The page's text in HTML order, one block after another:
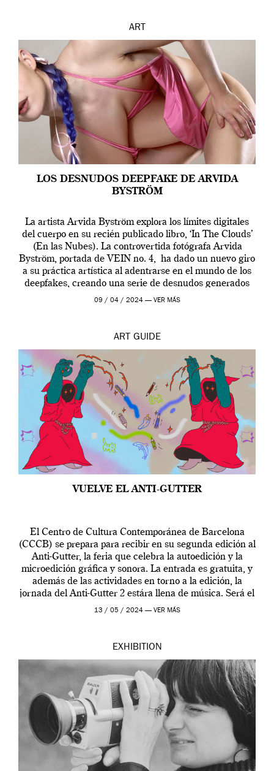
ART
LOS DESNUDOS DEEPFAKE DE ARVIDA
BYSTRÖM
La artista Arvida Byström explora los límites digitales
del cuerpo en su recién publicado libro, ‘In The Clouds’
(En las Nubes). La controvertida fotógrafa Arvida
Byström, portada de VEIN no. 4, ha dado un nuevo giro
a su práctica artística al adentrarse en el mundo de los
deepfakes, creando una serie de desnudos generados
por […]
09 / 04 / 2024 — VER MÁS
ART GUIDE
VUELVE EL ANTI-GUTTER
El Centro de Cultura Contemporánea de Barcelona
(CCCB) se prepara para recibir en su segunda edición al
Anti-Gutter, la feria que celebra la autoedición y la
microedición gráfica y sonora. La entrada es gratuita, y
además de las actividades en torno a la edición, la
jornada del Anti-Gutter 2 estára llena de música. Será el
[…]
13 / 05 / 2024 — VER MÁS
EXHIBITION